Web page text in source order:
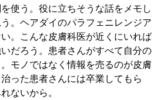
使う。役に立ちそうな話をメモし
。ヘアダイのパラフェニレンジア
い。こんな皮膚科医が近くにいれば
だろう。患者さんがすべて自分の
モノではなく情報を売るのが皮膚
った患者さんには卒業してもら
ないから。